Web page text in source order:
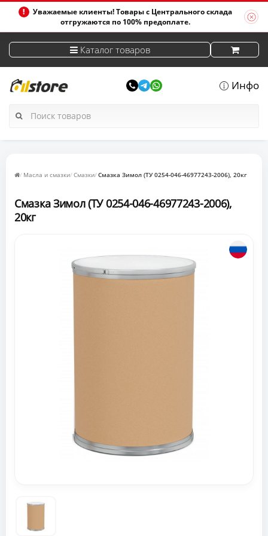
Уважаемые клиенты! Товары с Центрального склада
отгружаются по 100% предоплате.
Каталог товаров
Инфо
Масла и смазки Смазки Смазка Зимол (ТУ 0254-046-46977243-2006), 20кг
Смазка Зимол (ТУ 0254-046-46977243-2006),
20кг